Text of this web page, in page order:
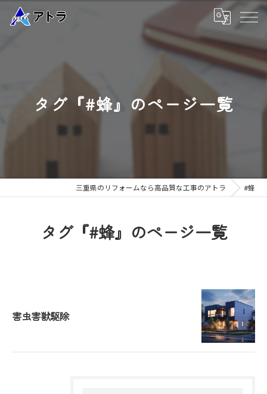
タグ『#蜂』のページ一覧
三重県のリフォームなら高品質な工事のアトラ #蜂
タグ『#蜂』のページ一覧
害虫害獣駆除